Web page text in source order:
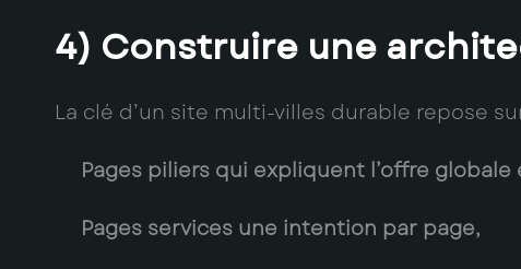
4) Construire une
La clé d’un site multi-villes durable repose
Pages piliers qui expliquent l’offre
Pages services une intention par page,